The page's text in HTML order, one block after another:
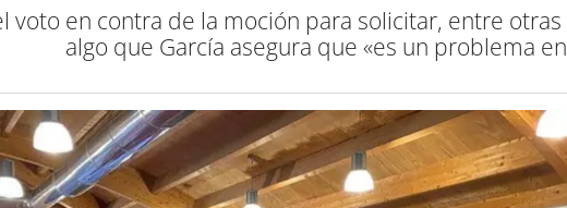
voto en contra de la moción para solicitar, entre
algo que García asegura que «es un problema